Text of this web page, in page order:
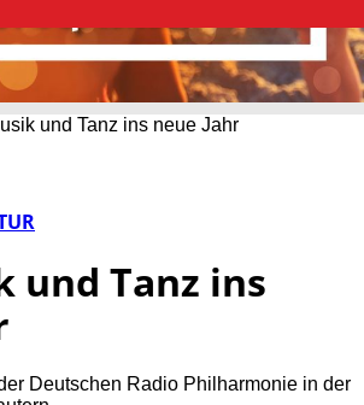
und Tanz ins neue Jahr
und Tanz ins
Deutschen Radio Philharmonie in der